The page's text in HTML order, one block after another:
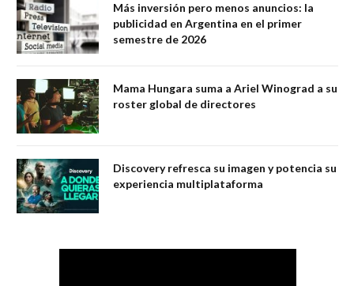
Más inversión pero menos anuncios: la
publicidad en Argentina en el primer
semestre de 2026
Mama Hungara suma a Ariel Winograd a su
roster global de directores
Discovery refresca su imagen y potencia su
experiencia multiplataforma